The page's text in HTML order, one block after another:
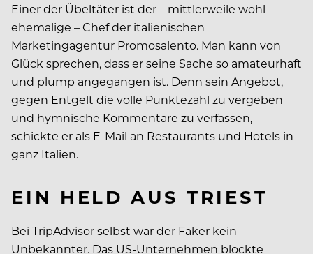
Einer der Übeltäter ist der – mittlerweile wohl
ehemalige – Chef der italienischen
Marketingagentur Promosalento. Man kann von
Glück sprechen, dass er seine Sache so amateurhaft
und plump angegangen ist. Denn sein Angebot,
gegen Entgelt die volle Punktezahl zu vergeben
und hymnische Kommentare zu verfassen,
schickte er als E-Mail an Restaurants und Hotels in
ganz Italien.
EIN HELD AUS TRIEST
Bei TripAdvisor selbst war der Faker kein
Unbekannter. Das US-Unternehmen blockte